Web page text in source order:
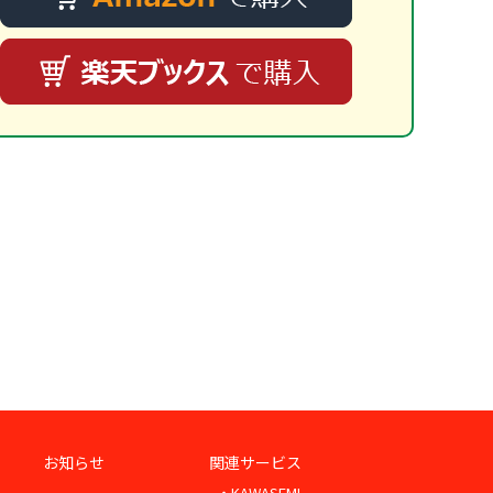
お知らせ
関連サービス